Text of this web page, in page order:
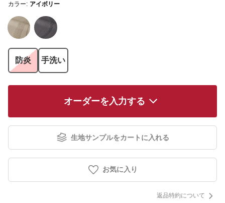
カラー: アイボリー
防炎 手洗い
オーダーを入力する
生地サンプルをカートに入れる
お気に入り
返品特約について